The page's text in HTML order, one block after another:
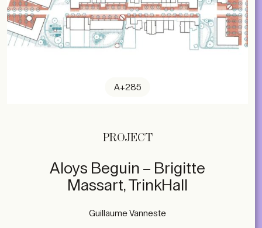
A+285
PROJECT
Aloys Beguin – Brigitte
Massart, TrinkHall
Guillaume Vanneste